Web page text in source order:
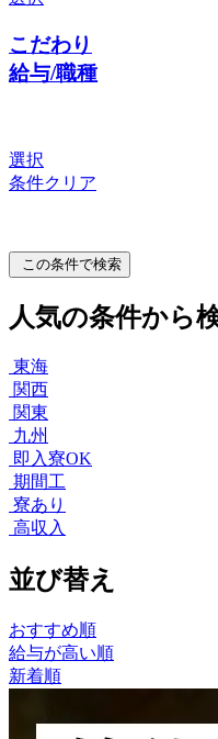
こだわり
給与/職種
選択
条件クリア
この条件で検索
人気の条件から
東海
関西
関東
九州
即入寮OK
期間工
寮あり
高収入
並び替え
おすすめ順
給与が高い順
新着順